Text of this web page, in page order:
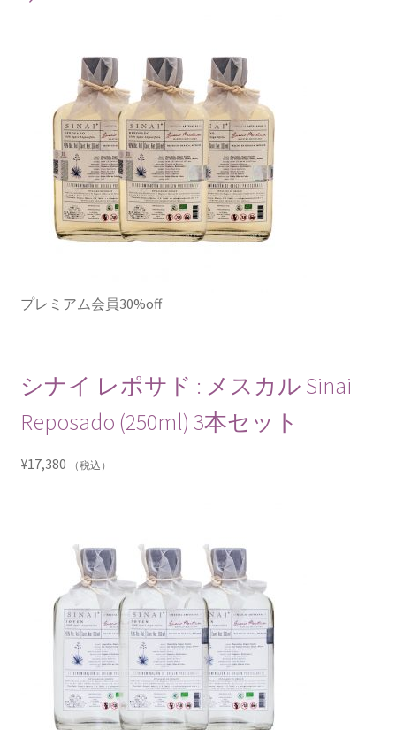
プレミアム会員30%off
シナイ レポサド : メスカル Sinai
Reposado (250ml) 3本セット
¥17,380 （税込）